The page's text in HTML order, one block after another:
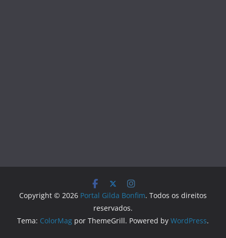
Copyright © 2026 Portal Gilda Bonfim. Todos os direitos
reservados.
Tema: ColorMag por ThemeGrill. Powered by WordPress.